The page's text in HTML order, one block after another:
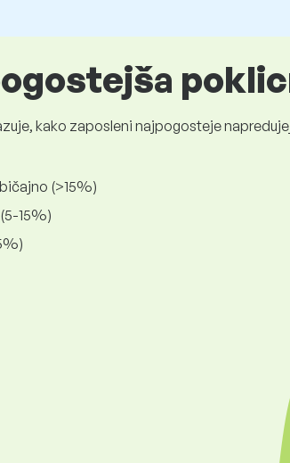
kako zaposleni najpogosteje
(>15%)
15%)